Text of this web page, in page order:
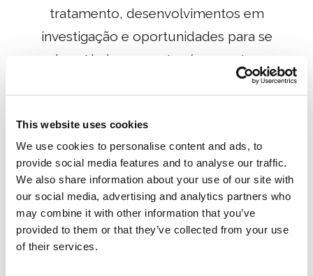
This website uses cookies
We use cookies to personalise content and ads, to
provide social media features and to analyse our traffic.
We also share information about your use of our site with
our social media, advertising and analytics partners who
may combine it with other information that you’ve
provided to them or that they’ve collected from your use
of their services.
tratamento, desenvolvimentos em
investigação e oportunidades para se
envolver. Abaixo encontrará respostas para
algumas das perguntas mais comuns sobre a
programas STARS, eventos e investigação.
Perguntas Frequentes